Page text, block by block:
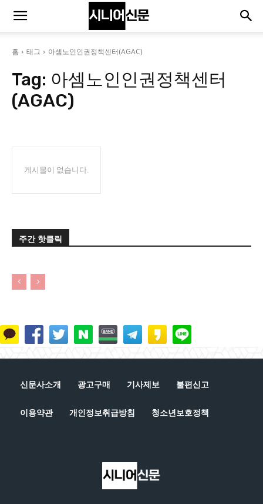
홈 태그 아셈노인인권정책센터(AGAC)
Tag: 아셈노인인권정책센터
(AGAC)
게시물이 없습니다.
주간 핫클릭
신문사소개 광고구매 기사제보 불편신고
이용약관 개인정보취급방침 청소년보호정책